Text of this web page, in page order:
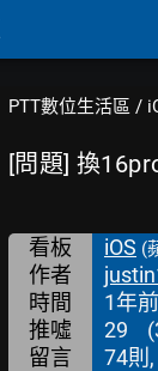
PTT數位生活區 /
[問題] 換
看板 iOS (
作者
時間 1年前
推噓 29 (
留言
74則